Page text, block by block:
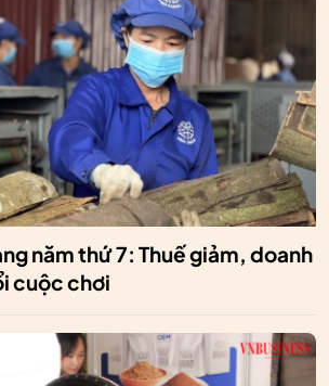
năm thứ 7: Thuế giảm, doanh
cuộc chơi